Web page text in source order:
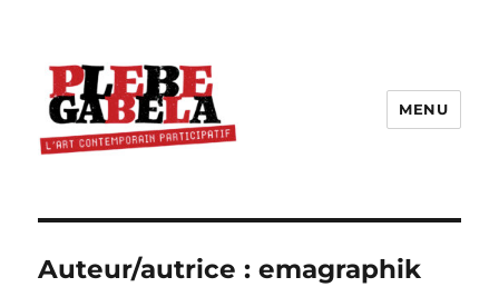
MENU
Auteur/autrice :emagraphik